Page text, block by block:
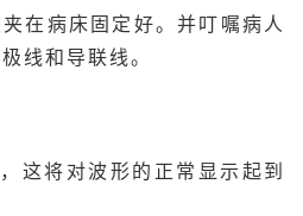
在病床固定好。并叮嘱病人
线和导联线。
这将对波形的正常显示起到